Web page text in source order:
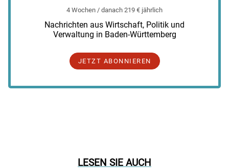
4 Wochen / danach 219 € jährlich
Nachrichten aus Wirtschaft, Politik und
Verwaltung in Baden-Württemberg
JETZT ABONNIEREN
LESEN SIE AUCH